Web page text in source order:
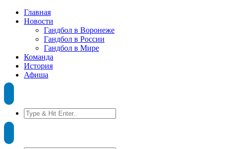
Главная
Новости
Гандбол в Воронеже
Гандбол в России
Гандбол в Мире
Команда
История
Афиша